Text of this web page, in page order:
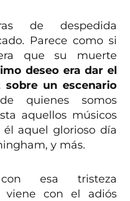
de despedida
Parece como si
que su muerte
deseo era dar el
un escenario
quienes somos
aquellos músicos
aquel glorioso día
y más.
esa tristeza
viene con el adiós